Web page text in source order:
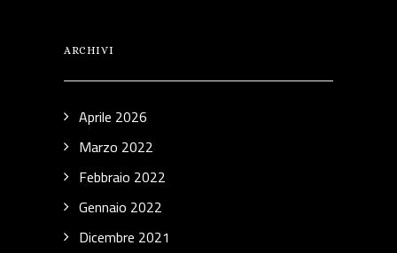
ARCHIVI
Aprile 2026
Marzo 2022
Febbraio 2022
Gennaio 2022
Dicembre 2021